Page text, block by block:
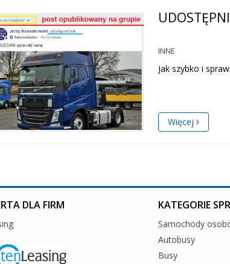
INNE
Jak szybko i
Więcej
DLA FIRM KATEGORIE
Samochody
Autobusy
Busy